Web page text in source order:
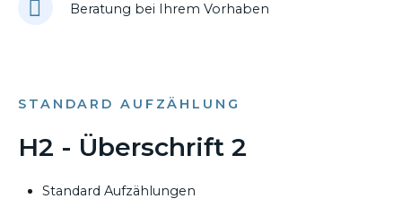
Beratung bei Ihrem Vorhaben
STANDARD AUFZÄHLUNG
H2 - Überschrift 2
Standard Aufzählungen